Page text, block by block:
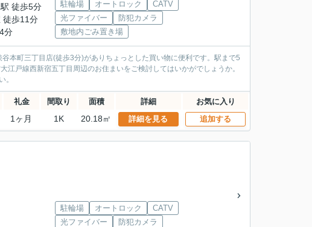
駅 徒歩5分
徒歩11分
分
駐輪場 オートロック
CATV
光ファイバー
防犯カメラ
敷地内ごみ置き場
本町三丁目店(徒歩3分)がありちょっとした買い物に便利です。駅まで5
戸線西新宿五丁目周辺のお住まいをご検討してはいかがでしょうか。
。
礼金 間取り 面積 詳細 お気に入り
1ヶ月 1K 20.18㎡ 詳細を見る 追加する
駐輪場 オートロック
CATV
光ファイバー
防犯カメラ